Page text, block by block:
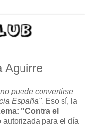
Aguirre
puede convertirse
España". Eso sí, la
"Contra el
autorizada para el día